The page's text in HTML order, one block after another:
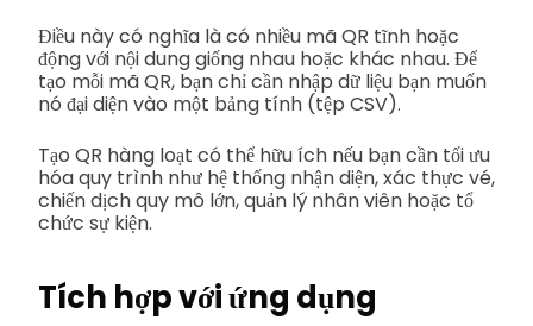
Điều này có nghĩa là có nhiều mã QR tĩnh hoặc
động với nội dung giống nhau hoặc khác nhau. Để
tạo mỗi mã QR, bạn chỉ cần nhập dữ liệu bạn muốn
nó đại diện vào một bảng tính (tệp CSV).
Tạo QR hàng loạt có thể hữu ích nếu bạn cần tối ưu
hóa quy trình như hệ thống nhận diện, xác thực vé,
chiến dịch quy mô lớn, quản lý nhân viên hoặc tổ
chức sự kiện.
Tích hợp với ứng dụng